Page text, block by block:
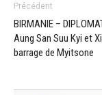
Précédent
BIRMANIE –
Aung San Suu Kyi et
barrage de Myitsone